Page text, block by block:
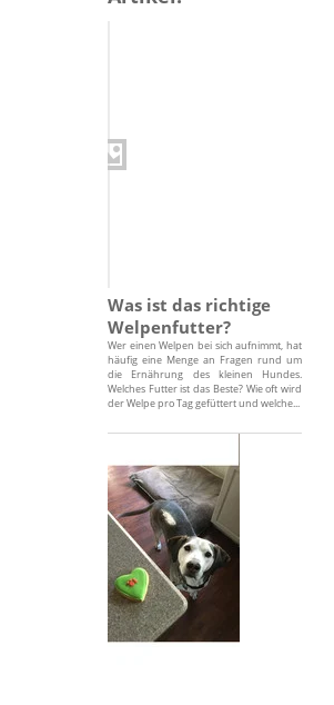
Was ist das richtige
Welpenfutter?
Wer einen Welpen bei sich aufnimmt, hat
häufig eine Menge an Fragen rund um
die Ernährung des kleinen Hundes.
Welches Futter ist das Beste? Wie oft wird
der Welpe pro Tag gefüttert und welche...